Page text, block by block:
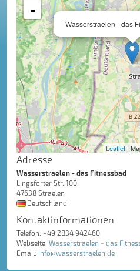
Wasserstraelen - das
-
Leaflet |
Adresse
Wasserstraelen - das Fitnessbad
Lingsforter Str. 100
47638 Straelen
Deutschland
Kontaktinformationen
Telefon: +49 2834 942460
Webseite: Wasserstraelen - das
Email: info@wasserstraelen.de